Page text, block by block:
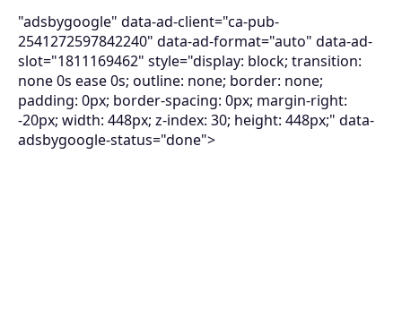
"adsbygoogle" data-ad-client="ca-pub-
2541272597842240" data-ad-format="auto" data-ad-
slot="1811169462" style="display: block; transition:
none 0s ease 0s; outline: none; border: none;
padding: 0px; border-spacing: 0px; margin-right:
-20px; width: 448px; z-index: 30; height: 448px;" data-
adsbygoogle-status="done">